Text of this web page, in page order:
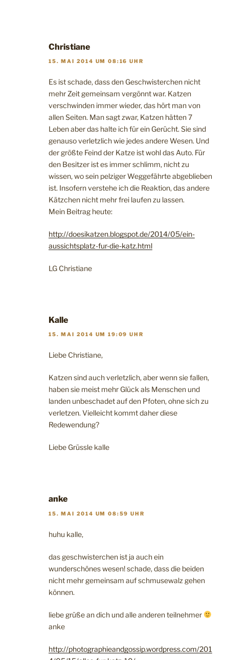
Christiane
15. MAI 2014 UM 08:16 UHR
Es ist schade, dass den Geschwisterchen nicht
mehr Zeit gemeinsam vergönnt war. Katzen
verschwinden immer wieder, das hört man von
allen Seiten. Man sagt zwar, Katzen hätten 7
Leben aber das halte ich für ein Gerücht. Sie sind
genauso verletzlich wie jedes andere Wesen. Und
der größte Feind der Katze ist wohl das Auto. Für
den Besitzer ist es immer schlimm, nicht zu
wissen, wo sein pelziger Weggefährte abgeblieben
ist. Insofern verstehe ich die Reaktion, das andere
Kätzchen nicht mehr frei laufen zu lassen.
Mein Beitrag heute:
http://doesikatzen.blogspot.de/2014/05/ein-
aussichtsplatz-fur-die-katz.html
LG Christiane
Kalle
15. MAI 2014 UM 19:09 UHR
Liebe Christiane,
Katzen sind auch verletzlich, aber wenn sie fallen,
haben sie meist mehr Glück als Menschen und
landen unbeschadet auf den Pfoten, ohne sich zu
verletzen. Vielleicht kommt daher diese
Redewendung?
Liebe Grüssle kalle
anke
15. MAI 2014 UM 08:59 UHR
huhu kalle,
das geschwisterchen ist ja auch ein
wunderschönes wesen! schade, dass die beiden
nicht mehr gemeinsam auf schmusewalz gehen
können.
liebe grüße an dich und alle anderen teilnehmer
anke
http://photographieandgossip.wordpress.com/201